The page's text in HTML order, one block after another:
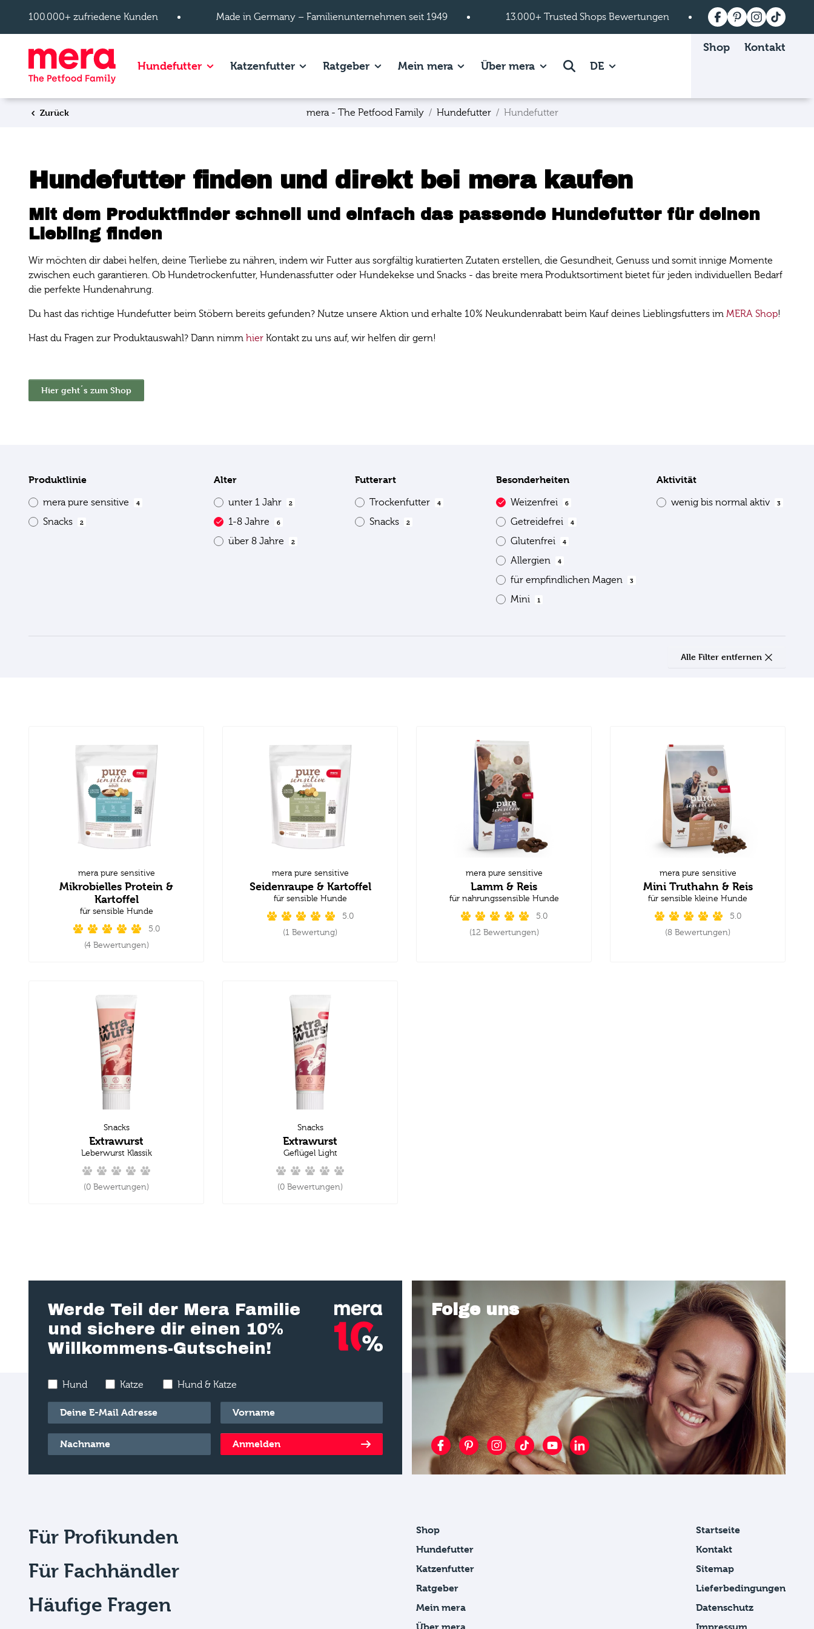
100.000+ zufriedene Kunden
Made in Germany – Familienunternehmen seit 1949 13.000+ Trusted Shops Bewertungen Versandkostenfrei
HundefutterShow subpages of Hundefutter page.
KatzenfutterShow subpages of Katzenfutter page.
RatgeberShow subpages of Ratgeber page.
Mein meraShow subpages of Mein mera page.
Über meraShow subpages of Über mera page.
Suche DE
Shop Kontakt
Zurück mera - The Petfood Family Hundefutter Hundefutter
Hundefutter finden und direkt bei mera kaufen
Mit dem Produktfinder schnell und einfach das passende Hundefutter für deinen
Liebling finden
Wir möchten dir dabei helfen, deine Tierliebe zu nähren, indem wir Futter aus sorgfältig kuratierten Zutaten erstellen, die Gesundheit, Genuss und somit innige Momente
zwischen euch garantieren. Ob Hundetrockenfutter, Hundenassfutter oder Hundekekse und Snacks - das breite mera Produktsortiment bietet für jeden individuellen Bedarf
die perfekte Hundenahrung.
Du hast das richtige Hundefutter beim Stöbern bereits gefunden? Nutze unsere Aktion und erhalte 10% Neukundenrabatt beim Kauf deines Lieblingsfutters im MERA Shop!
Hast du Fragen zur Produktauswahl? Dann nimm hier Kontakt zu uns auf, wir helfen dir gern!
Hier geht´s zum Shop
Produktlinie
mera pure sensitive 4
Snacks 2
Alter
unter 1 Jahr 2
1-8 Jahre 6
über 8 Jahre 2
Futterart
Trockenfutter 4
Snacks 2
Besonderheiten
Weizenfrei 6
Getreidefrei 4
Glutenfrei 4
Allergien 4
für empfindlichen Magen 3
Mini 1
Aktivität
wenig bis normal aktiv 3
Alle Filter entfernen
mera pure sensitive
Mikrobielles Protein &
Kartoffel
für sensible Hunde
5.0
(4 Bewertungen)
mera pure sensitive
Seidenraupe & Kartoffel
für sensible Hunde
5.0
(1 Bewertung)
mera pure sensitive
Lamm & Reis
für nahrungssensible Hunde
5.0
(12 Bewertungen)
mera pure sensitive
Mini Truthahn & Reis
für sensible kleine Hunde
5.0
(8 Bewertungen)
Snacks
Extrawurst
Leberwurst Klassik
(0 Bewertungen)
Snacks
Extrawurst
Geflügel Light
(0 Bewertungen)
Werde Teil der Mera Familie
und sichere dir einen 10%
Willkommens-Gutschein!
Hund Katze Hund & Katze
E-Mail* Vorname*
Nachname* Anmelden
Folge uns
Für Profikunden
Für Fachhändler
Häufige Fragen
Shop
Hundefutter
Katzenfutter
Ratgeber
Mein mera
Über mera
Startseite
Kontakt
Sitemap
Lieferbedingungen
Datenschutz
Impressum